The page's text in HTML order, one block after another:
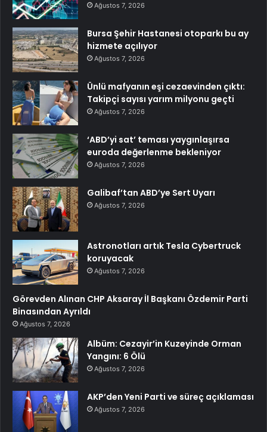
Ağustos 7, 2026
Bursa Şehir Hastanesi otoparkı bu ay
hizmete açılıyor
Ağustos 7, 2026
Ünlü mafyanın eşi cezaevinden çıktı:
Takipçi sayısı yarım milyonu geçti
Ağustos 7, 2026
‘ABD’yi sat’ teması yaygınlaşırsa
euroda değerlenme bekleniyor
Ağustos 7, 2026
Galibaf’tan ABD’ye Sert Uyarı
Ağustos 7, 2026
Astronotları artık Tesla Cybertruck
koruyacak
Ağustos 7, 2026
Görevden Alınan CHP Aksaray İl Başkanı Özdemir Parti
Binasından Ayrıldı
Ağustos 7, 2026
Albüm: Cezayir’in Kuzeyinde Orman
Yangını: 6 Ölü
Ağustos 7, 2026
AKP’den Yeni Parti ve süreç açıklaması
Ağustos 7, 2026